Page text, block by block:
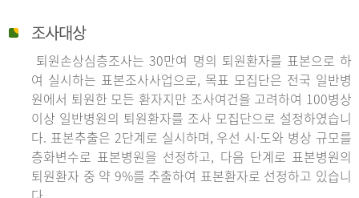
조사대상
퇴원손상심층조사는 30만여 명의 퇴원환자를 표본으로 하
여 실시하는 표본조사사업으로, 목표 모집단은 전국 일반병
원에서 퇴원한 모든 환자지만 조사여건을 고려하여 100병상
이상 일반병원의 퇴원환자를 조사 모집단으로 설정하였습니
다. 표본추출은 2단계로 실시하며, 우선 시·도와 병상 규모를
층화변수로 표본병원을 선정하고, 다음 단계로 표본병원의
퇴원환자 중 약 9%를 추출하여 표본환자로 선정하고 있습니